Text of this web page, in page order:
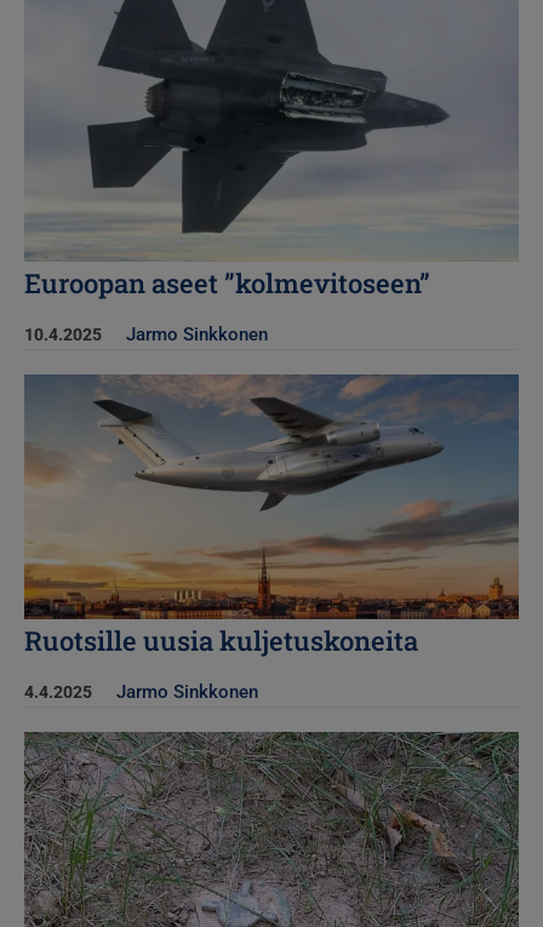
Euroopan aseet ”kolmevitoseen”
10.4.2025 Jarmo Sinkkonen
Ruotsille uusia kuljetuskoneita
4.4.2025 Jarmo Sinkkonen
Kuva